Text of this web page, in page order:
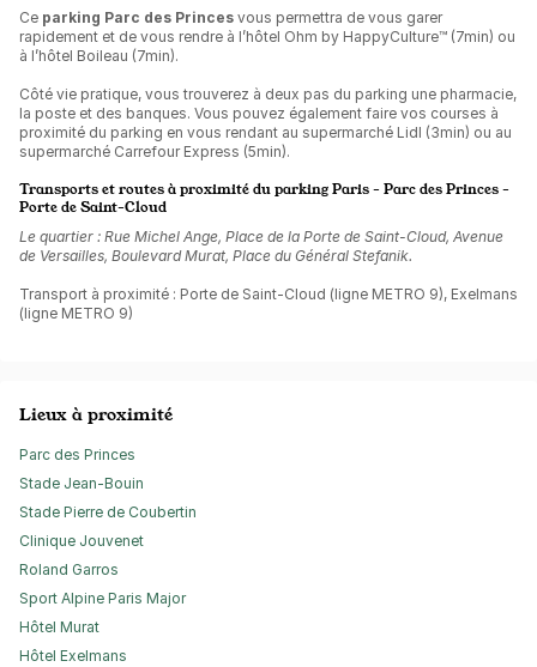
Ce parking Parc des Princes vous permettra de vous garer
rapidement et de vous rendre à l’hôtel Ohm by HappyCulture™ (7min) ou
à l’hôtel Boileau (7min).
Côté vie pratique, vous trouverez à deux pas du parking une pharmacie,
la poste et des banques. Vous pouvez également faire vos courses à
proximité du parking en vous rendant au supermarché Lidl (3min) ou au
supermarché Carrefour Express (5min).
Transports et routes à proximité du parking Paris - Parc des Princes -
Porte de Saint-Cloud
Le quartier : Rue Michel Ange, Place de la Porte de Saint-Cloud, Avenue
de Versailles, Boulevard Murat, Place du Général Stefanik.
Transport à proximité : Porte de Saint-Cloud (ligne METRO 9), Exelmans
(ligne METRO 9)
Lieux à proximité
Parc des Princes
Stade Jean-Bouin
Stade Pierre de Coubertin
Clinique Jouvenet
Roland Garros
Sport Alpine Paris Major
Hôtel Murat
Hôtel Exelmans